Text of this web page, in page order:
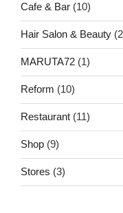
Cafe & Bar (10)
Hair Salon & Beauty
MARUTA72 (1)
Reform (10)
Restaurant (11)
Shop (9)
Stores (3)